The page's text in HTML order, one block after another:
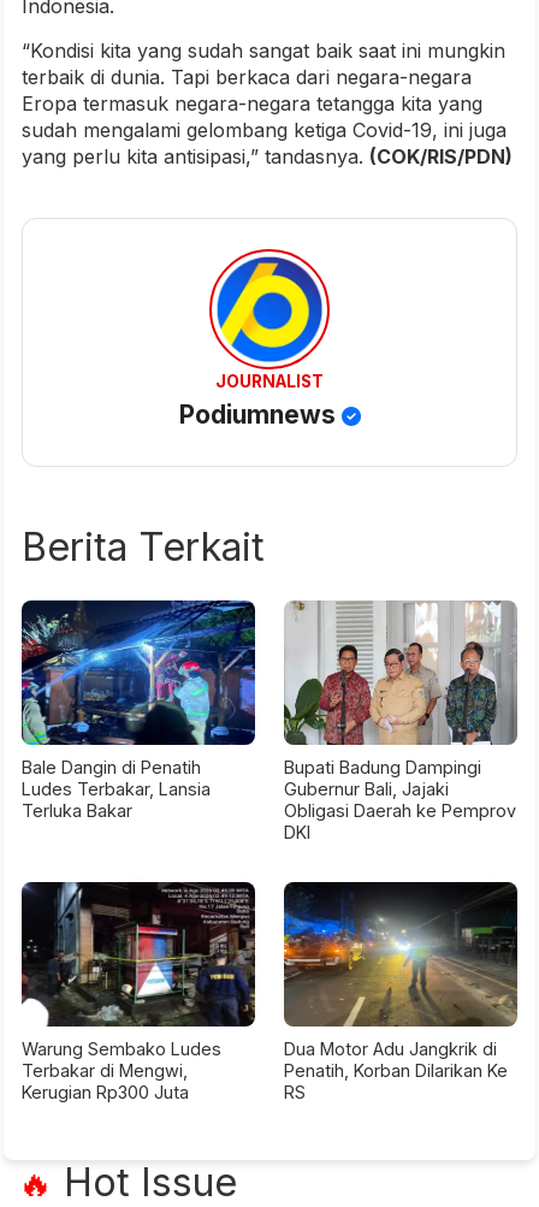
Indonesia.
“Kondisi kita yang sudah sangat baik saat ini mungkin
terbaik di dunia. Tapi berkaca dari negara-negara
Eropa termasuk negara-negara tetangga kita yang
sudah mengalami gelombang ketiga Covid-19, ini juga
yang perlu kita antisipasi,” tandasnya. (COK/RIS/PDN)
JOURNALIST
Podiumnews
Berita Terkait
Bale Dangin di Penatih
Ludes Terbakar, Lansia
Terluka Bakar
Bupati Badung Dampingi
Gubernur Bali, Jajaki
Obligasi Daerah ke Pemprov
DKI
Warung Sembako Ludes
Terbakar di Mengwi,
Kerugian Rp300 Juta
Dua Motor Adu Jangkrik di
Penatih, Korban Dilarikan Ke
RS
🔥 Hot Issue